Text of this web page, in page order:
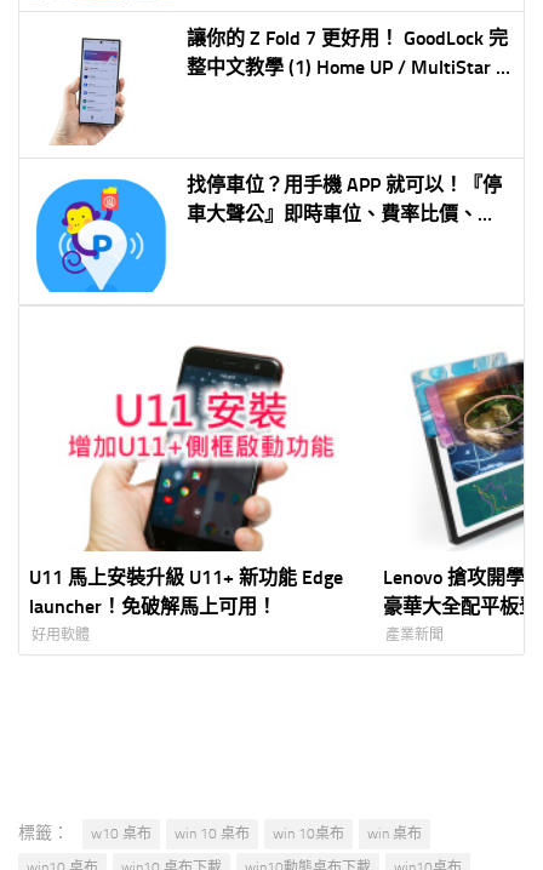
讓你的 Z Fold 7 更好用！ GoodLock 完
整中文教學 (1) Home UP / MultiStar /
找停車位？用手機 APP 就可以！『停
車大聲公』即時車位、費率比價、停
U11 馬上安裝升級 U11+ 新功能 Edge
launcher！免破解馬上可用！
好用軟體
Lenovo 搶攻開學
豪華大全配平板
辦公，一機滿足
產業新聞
標籤： w10 桌布 win 10 桌布 win 10桌布
win 桌布